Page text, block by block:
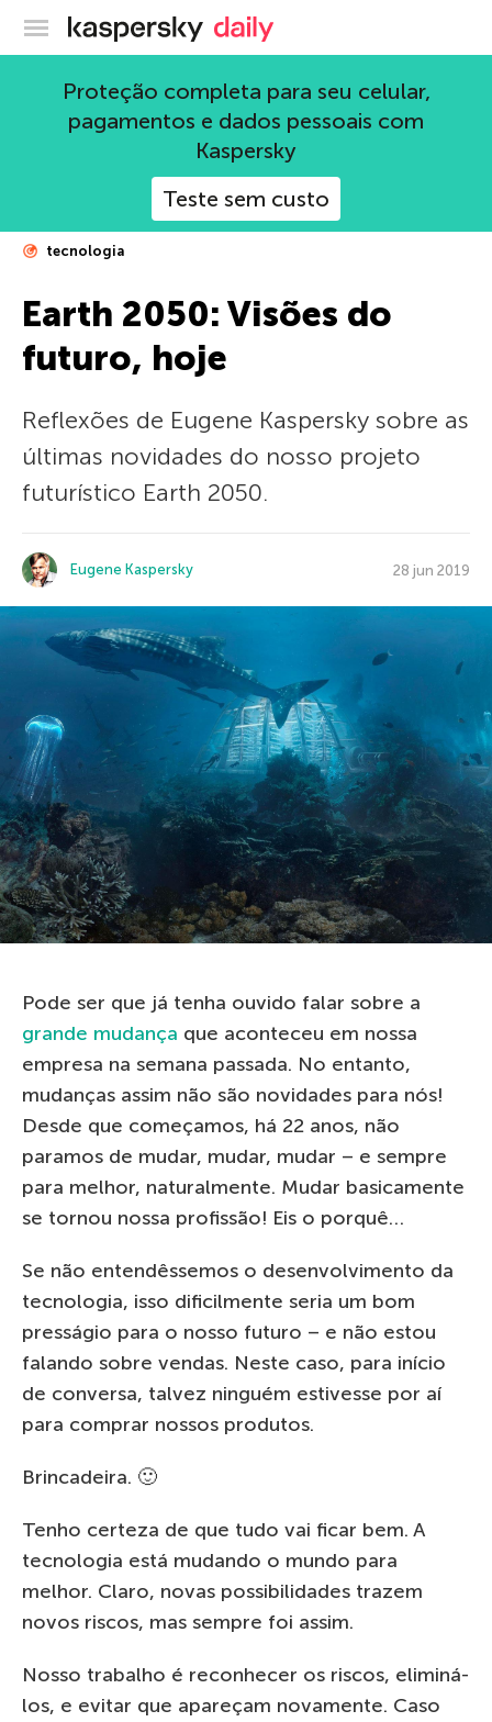
Blog oficial da Kaspersky
Proteção completa para seu celular,
pagamentos e dados pessoais com
Kaspersky
Teste sem custo
tecnologia
Earth 2050: Visões do
futuro, hoje
Reflexões de Eugene Kaspersky sobre as
últimas novidades do nosso projeto
futurístico Earth 2050.
Eugene Kaspersky 28 jun 2019
Pode ser que já tenha ouvido falar sobre a
grande mudança que aconteceu em nossa
empresa na semana passada. No entanto,
mudanças assim não são novidades para nós!
Desde que começamos, há 22 anos, não
paramos de mudar, mudar, mudar – e sempre
para melhor, naturalmente. Mudar basicamente
se tornou nossa profissão! Eis o porquê…
Se não entendêssemos o desenvolvimento da
tecnologia, isso dificilmente seria um bom
presságio para o nosso futuro – e não estou
falando sobre vendas. Neste caso, para início
de conversa, talvez ninguém estivesse por aí
para comprar nossos produtos.
Brincadeira. 🙂
Tenho certeza de que tudo vai ficar bem. A
tecnologia está mudando o mundo para
melhor. Claro, novas possibilidades trazem
novos riscos, mas sempre foi assim.
Nosso trabalho é reconhecer os riscos, eliminá-
los, e evitar que apareçam novamente. Caso